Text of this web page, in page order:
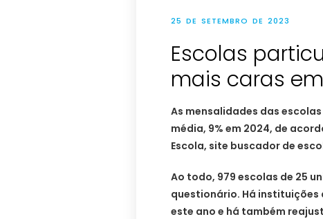
25 DE SETEMBRO DE 2023
Escolas
mais caras
As mensalidades das
média, 9% em 2024, de
Escola, site buscador de
Ao todo, 979 escolas de 25
questionário. Há
este ano e há também